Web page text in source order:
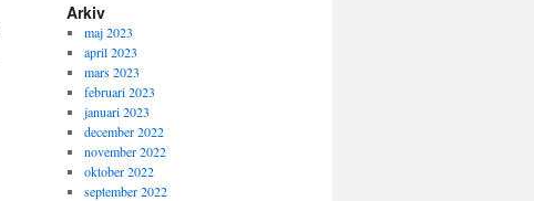
Arkiv
maj 2023
april 2023
mars 2023
februari 2023
januari 2023
december 2022
november 2022
oktober 2022
september 2022